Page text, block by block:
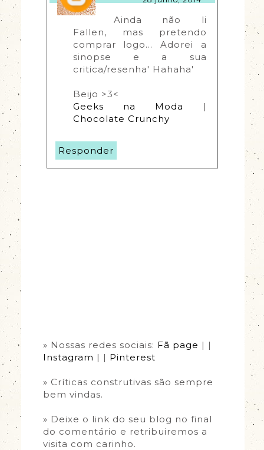
Ainda não li
Fallen, mas pretendo
comprar logo... Adorei a
sinopse e a sua
critica/resenha' Hahaha'
Beijo >3<
Geeks na Moda
Chocolate Crunchy
Responder
» Nossas redes sociais: Fã page | |
Instagram | | Pinterest
» Críticas construtivas são sempre
bem vindas.
» Deixe o link do seu blog no final
do comentário e retribuiremos a
visita com carinho.